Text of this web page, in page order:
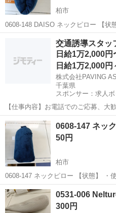
柏市
0608-148 DAISO ネックピロー 【状態】 ・使用に伴う多少のスレ、キ
ズ、落としきれない汚れなどござい
い ・お値引きは出来かねますので
寝具 DAISO
交通誘導スタッ
日給1万2,000
日給1万2,000円
株式会社PAVING
千葉県
スポンサー：求人ボ
【仕事内容】お電話でのご応募、大
ASSIST:03-5817-4907 「今すぐまと
なら人間関係のしがらみがない綺麗
ったりの環境です...
アルバイト・パート
0608-147 ネッ
50円
柏市
0608-147 ネックピロー 【状態】 ・使用に伴う多少のスレ、キズ、落
としきれない汚れなどございます ・
値引きは出来かねますのでご了承願
い...
千葉 柏市 寝具 現地
0531-006
300円